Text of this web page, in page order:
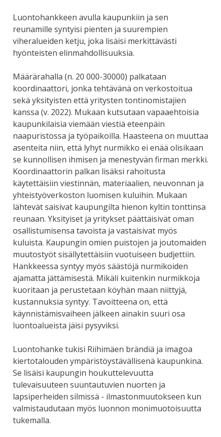
Luontohankkeen avulla kaupunkiin ja sen
reunamille syntyisi pienten ja suurempien
viheralueiden ketju, joka lisäisi merkittävästi
hyönteisten elinmahdollisuuksia.
Määrärahalla (n. 20 000-30000) palkataan
koordinaattori, jonka tehtävänä on verkostoitua
sekä yksityisten että yritysten tontinomistajien
kanssa (v. 2022). Mukaan kutsutaan vapaaehtoisia
kaupunkilaisia viemään viestiä eteenpäin
naapuristossa ja työpaikoilla. Haasteena on muuttaa
asenteita niin, että lyhyt nurmikko ei enää olisikaan
se kunnollisen ihmisen ja menestyvän firman merkki.
Koordinaattorin palkan lisäksi rahoitusta
käytettäisiin viestinnän, materiaalien, neuvonnan ja
yhteistyöverkoston luomisen kuluihin. Mukaan
lähtevät saisivat kaupungilta hienon kyltin tonttinsa
reunaan. Yksityiset ja yritykset päättäisivät oman
osallistumisensa tavoista ja vastaisivat myös
kuluista. Kaupungin omien puistojen ja joutomaiden
muutostyöt sisällytettäisiin vuotuiseen budjettiin.
Hankkeessa syntyy myös säästöjä nurmikoiden
ajamatta jättämisestä. Mikäli kuitenkin nurmikkoja
kuoritaan ja perustetaan köyhän maan niittyjä,
kustannuksia syntyy. Tavoitteena on, että
käynnistämisvaiheen jälkeen ainakin suuri osa
luontoalueista jäisi pysyviksi.
Luontohanke tukisi Riihimäen brändiä ja imagoa
kiertotalouden ympäristöystävällisenä kaupunkina.
Se lisäisi kaupungin houkuttelevuutta
tulevaisuuteen suuntautuvien nuorten ja
lapsiperheiden silmissä - ilmastonmuutokseen kun
valmistaudutaan myös luonnon monimuotoisuutta
tukemalla.